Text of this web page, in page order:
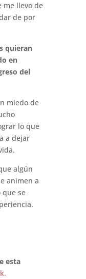
me llevo de
de por
quieran
en
del
miedo de
lo que
a dejar
algún
animen a
que se
esta